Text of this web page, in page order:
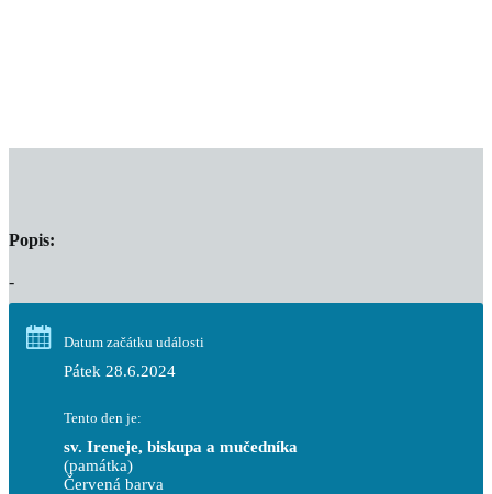
Popis:
-
Datum začátku události
Pátek 28.6.2024
Tento den je:
sv. Ireneje, biskupa a mučedníka
(památka)
Červená barva